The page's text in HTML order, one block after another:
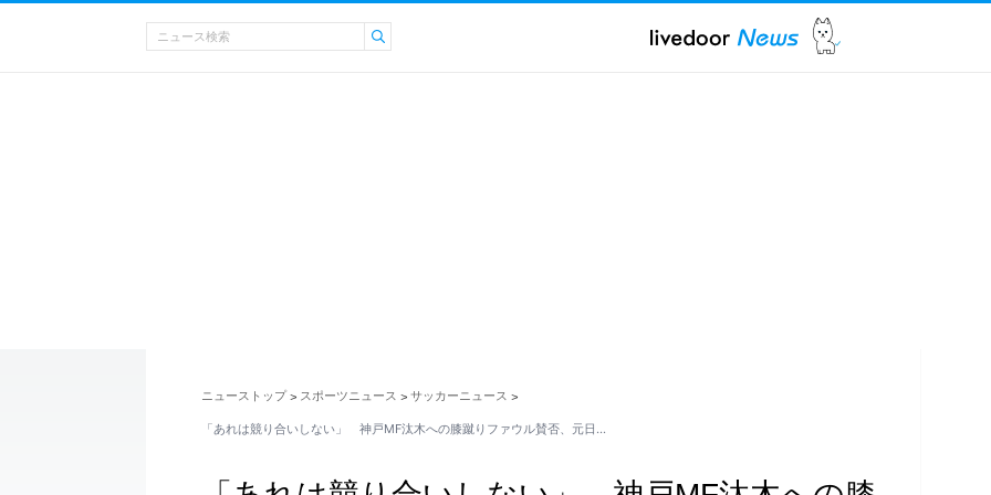
ニューストップ > スポーツニュース > サッカーニュース >
「あれは競り合いしない」 神戸MF汰木への膝蹴りファウル賛否、元日…